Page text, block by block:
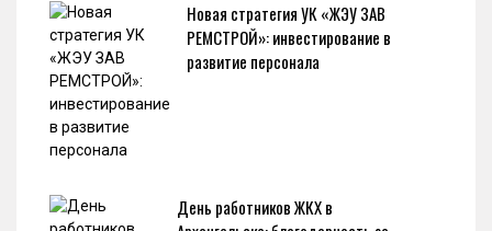
Новая стратегия УК «ЖЭУ ЗАВ
РЕМСТРОЙ»: инвестирование в
развитие персонала
День работников ЖКХ в